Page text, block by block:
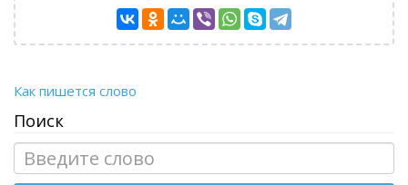
Как пишется слово
Поиск